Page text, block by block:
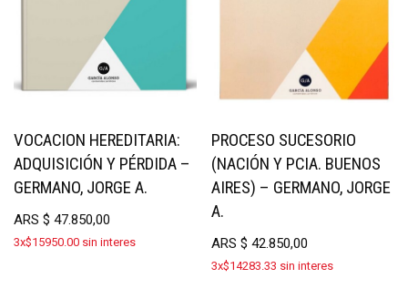
VOCACION HEREDITARIA:
ADQUISICIÓN Y PÉRDIDA –
GERMANO, JORGE A.
ARS $ 47.850,00
3x$15950.00 sin interes
PROCESO SUCESORIO
(NACIÓN Y PCIA. BUENOS
AIRES) – GERMANO, JORGE
A.
ARS$ 42.850,00
3x$14283.33 sin interes